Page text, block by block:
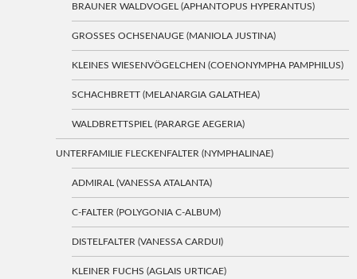
BRAUNER WALDVOGEL (APHANTOPUS HYPERANTUS)
GROSSES OCHSENAUGE (MANIOLA JUSTINA)
KLEINES WIESENVÖGELCHEN (COENONYMPHA PAMPHILUS)
SCHACHBRETT (MELANARGIA GALATHEA)
WALDBRETTSPIEL (PARARGE AEGERIA)
UNTERFAMILIE FLECKENFALTER (NYMPHALINAE)
ADMIRAL (VANESSA ATALANTA)
C-FALTER (POLYGONIA C-ALBUM)
DISTELFALTER (VANESSA CARDUI)
KLEINER FUCHS (AGLAIS URTICAE)